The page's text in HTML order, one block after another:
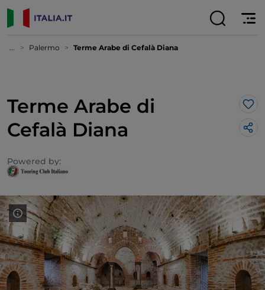
... Palermo Terme Arabe di Cefalà Diana
Terme Arabe di
Cefalà Diana
Powered by: